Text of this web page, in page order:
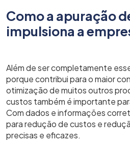
Como a apuração
impulsiona a
Além de ser completamente
porque contribui para o maior
otimização de muitos outros
custos também é importante
Com dados e informações
para redução de custos e
precisas e eficazes.